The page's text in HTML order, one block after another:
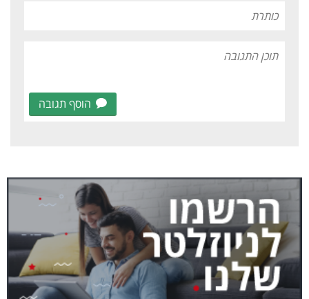
הוסף תגובה